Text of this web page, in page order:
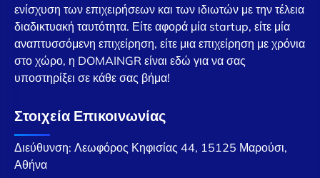
ενίσχυση των επιχειρήσεων και των ιδιωτών με την τέλεια
διαδικτυακή ταυτότητα. Είτε αφορά μία startup, είτε μία
αναπτυσσόμενη επιχείρηση, είτε μια επιχείρηση με χρόνια
στο χώρο, η DOMAINGR είναι εδώ για να σας
υποστηρίξει σε κάθε σας βήμα!
Στοιχεία Επικοινωνίας
Διεύθυνση: Λεωφόρος Κηφισίας 44, 15125 Μαρούσι,
Αθήνα